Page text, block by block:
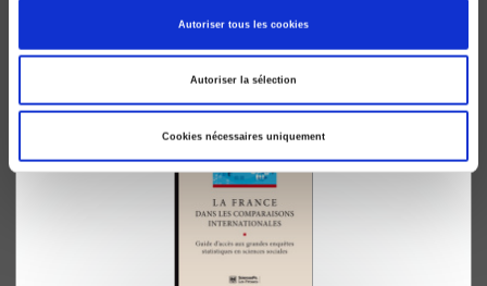
Autoriser tous les cookies
Autoriser la sélection
Cookies nécessaires uniquement